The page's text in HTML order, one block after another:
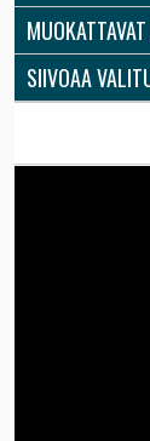
SIIVOAA